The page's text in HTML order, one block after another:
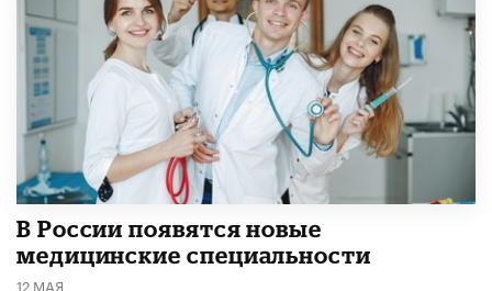
В России появятся новые
медицинские специальности
12 МАЯ